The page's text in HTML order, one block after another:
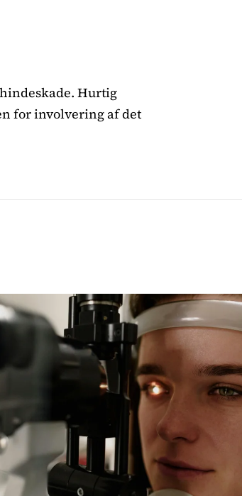
Hurtig
for involvering af det